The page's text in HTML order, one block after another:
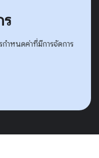
ำหนดค่าที่มีการจัดการ